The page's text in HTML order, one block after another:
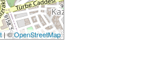
| ©OpenStreetMap